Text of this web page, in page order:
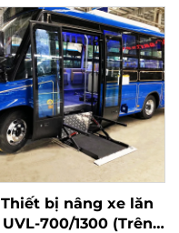
Thiết bị nâng xe lăn
UVL-700/1300 (Trên